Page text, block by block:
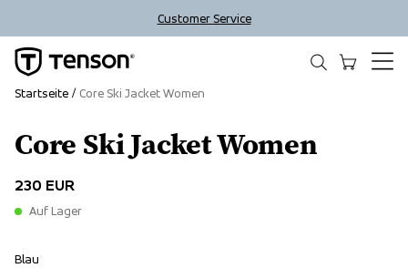
Customer Service
Core Ski Jacket Women
230 EUR
Auf Lager
Blau
Startseite Core Ski Jacket Women